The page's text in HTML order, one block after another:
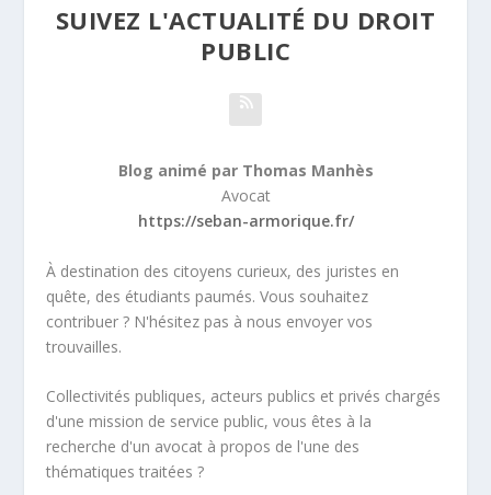
SUIVEZ L'ACTUALITÉ DU DROIT
PUBLIC
Blog animé par Thomas Manhès
Avocat
https://seban-armorique.fr/
À destination des citoyens curieux, des juristes en
quête, des étudiants paumés. Vous souhaitez
contribuer ? N'hésitez pas à nous envoyer vos
trouvailles.
Collectivités publiques, acteurs publics et privés chargés
d'une mission de service public, vous êtes à la
recherche d'un avocat à propos de l'une des
thématiques traitées ?